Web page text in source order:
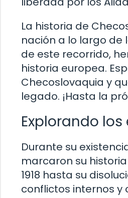
La historia de
nación a lo largo de
de este recorrido,
historia europea.
Checoslovaquia y
legado. ¡Hasta la
Explorando
Durante su
marcaron su
1918 hasta su
conflictos internos y